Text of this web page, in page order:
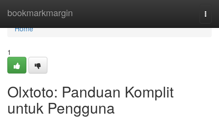
bookmarkmargin
Home
Home
1
Olxtoto: Panduan Komplit
untuk Pengguna